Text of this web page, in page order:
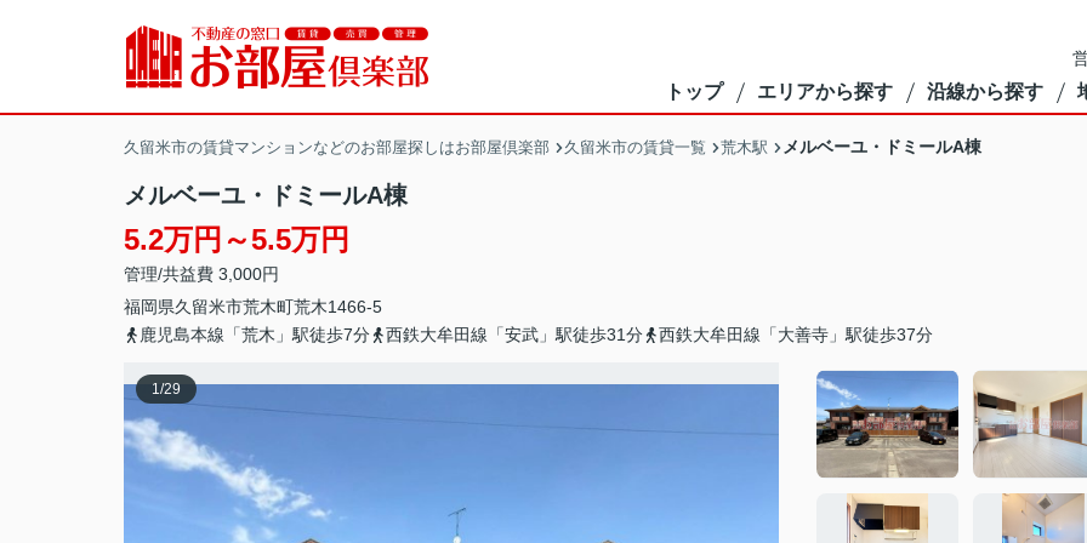
トップ エリアから探す 沿線から探す
久留米市の賃貸マンションなどのお部屋探しはお部屋倶楽部 久留米市の賃貸一覧 荒木駅 メルベーユ・ドミールA棟
メルベーユ・ドミールA棟
5.2万円～5.5万円
管理/共益費 3,000円
福岡県久留米市荒木町荒木1466-5
鹿児島本線「荒木」駅徒歩7分
西鉄大牟田線「安武」駅徒歩31分 西鉄大牟田線「大善寺」駅徒歩37分
1/29